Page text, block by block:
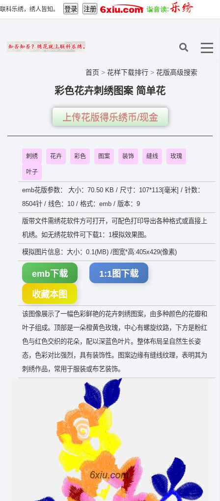
联科乐绣，绣人皆知。
首页 > 花样下载排行 > 花版高级搜索
彩色花卉刺绣图案 简单花
上传花版得乐绣币/现金
刺绣 花卉 彩色 图案 装饰 缝线 玫瑰
叶子
emb花版参数： 大小：70.50 KB / 尺寸：107*113[毫米] / 针数：
8504针 / 线色：10 / 格式：emb / 版本：9
版带文件需绣花软件方可打开，可配色打印导出各种格式或直接上
机绣。如无绣花软件可下载1：1模拟效果图。
模拟图片信息：大小：0.1(MB) /图宽*高:405x429(像素)
emb下载 1:1图下载
收藏本图
该图像展示了一幅色彩鲜艳的花卉刺绣图案，由多种颜色的花瓣和
叶子组成。顶部是一朵橙黄色玫瑰，中心有螺旋纹路，下方是粉红
色与红色交织的花朵，配以深蓝色叶片。整体布局呈自然生长姿
态，色彩对比强烈，具有装饰性。图案边缘有缝线纹理，表明其为
刺绣作品，常用于服装或布艺装饰。